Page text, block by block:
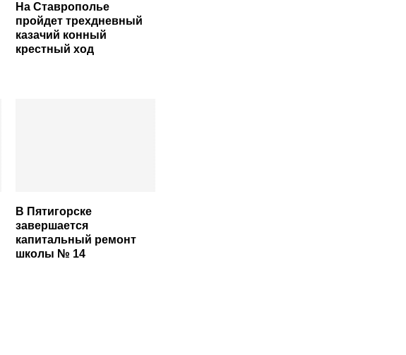
На Ставрополье
пройдет трехдневный
казачий конный
крестный ход
В Пятигорске
завершается
капитальный ремонт
школы № 14